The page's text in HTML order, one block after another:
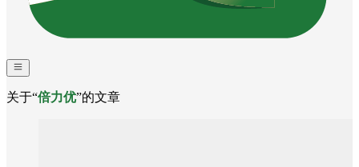
关于“倍力优”的文章